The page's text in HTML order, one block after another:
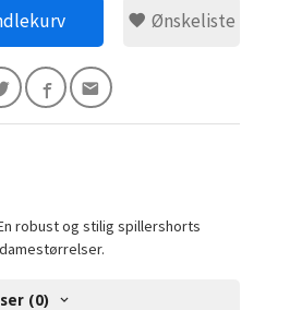
Ønskeliste
robust og stilig spillershorts
(0)